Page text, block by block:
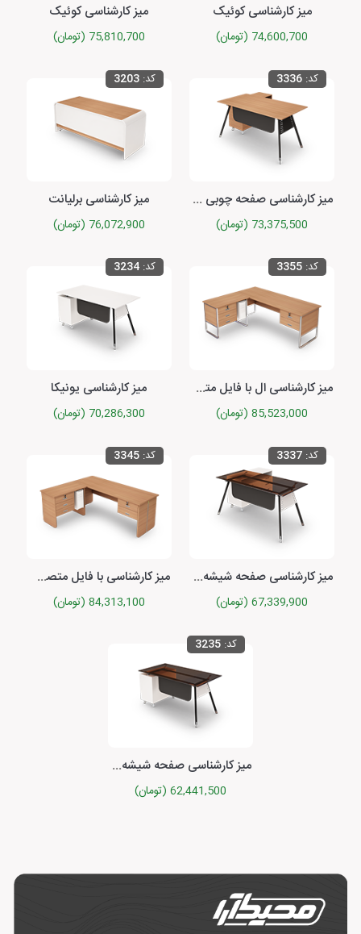
میز کارشناسی کوئیک
74,600,700 (تومان)
میز کارشناسی کوئیک
75,810,700 (تومان)
کد: 3336
میز کارشناسی صفحه چوبی یونیکا
73,375,500 (تومان)
کد: 3203
میز کارشناسی برلیانت
76,072,900 (تومان)
کد: 3355
میز کارشناسی ال با فایل متصل کوئیک
85,523,000 (تومان)
کد: 3234
میز کارشناسی یونیکا
70,286,300 (تومان)
کد: 3337
میز کارشناسی صفحه شیشه‌ای یونیکا
67,339,900 (تومان)
کد: 3345
میز کارشناسی با فایل متصل کوئیک
84,313,100 (تومان)
کد: 3235
میز کارشناسی صفحه شیشه‌ای یونیکا
62,441,500 (تومان)